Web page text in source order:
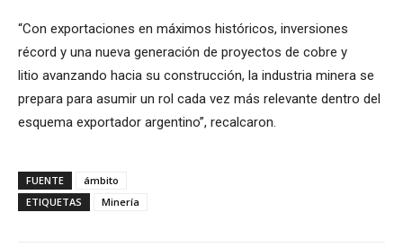
“Con exportaciones en máximos históricos, inversiones
récord y una nueva generación de proyectos de cobre y
litio avanzando hacia su construcción, la industria minera se
prepara para asumir un rol cada vez más relevante dentro del
esquema exportador argentino”, recalcaron.
FUENTE
ámbito
ETIQUETAS
Minería